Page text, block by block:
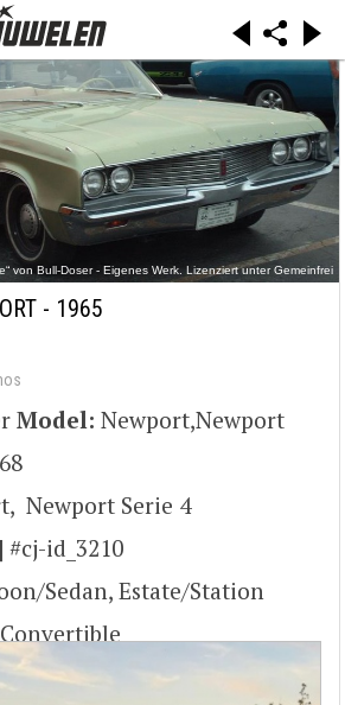
von Bull-Doser - Eigenes Werk. Lizenziert unter Gemeinfrei
über Wikimedia Commons -
- 1965
Model: Newport,Newport
Newport Serie 4
#cj-id_3210
Sedan, Estate/Station